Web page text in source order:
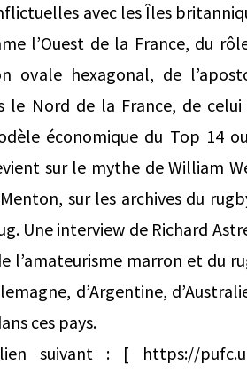
avec les Îles
l’Ouest de la France, du
ovale hexagonal, de
le Nord de la France, de celui
économique du Top 14
sur le mythe de William
sur les archives du
Une interview de Richard
l’amateurisme marron et du
d’Argentine,
ces pays.
suivant : [ https://